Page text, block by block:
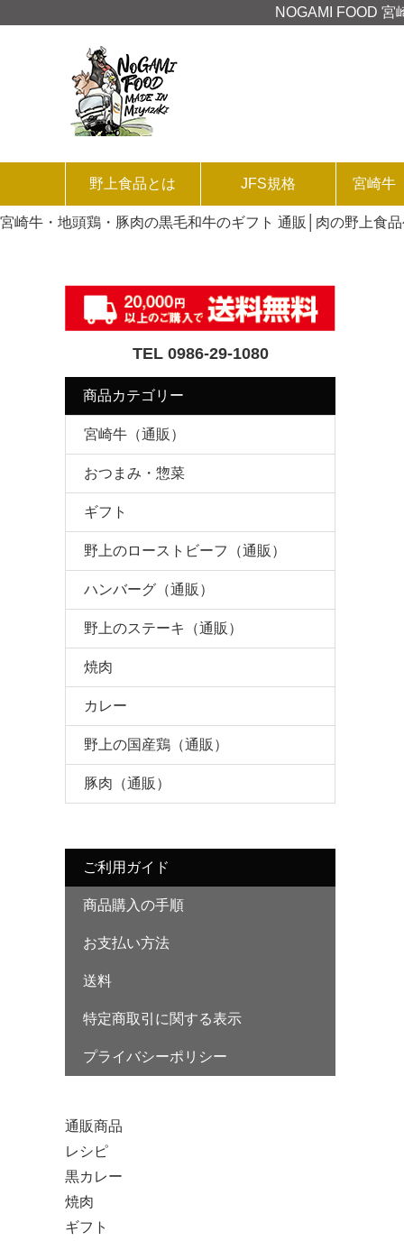
NOGAMI FOOD 宮
野上食品とは JFS規格 宮崎牛
宮崎牛・地頭鶏・豚肉の黒毛和牛のギフト 通販│肉の野上食
TEL 0986-29-1080
商品カテゴリー
宮崎牛（通販）
おつまみ・惣菜
ギフト
野上のローストビーフ（通販）
ハンバーグ（通販）
野上のステーキ（通販）
焼肉
カレー
野上の国産鶏（通販）
豚肉（通販）
ご利用ガイド
商品購入の手順
お支払い方法
送料
特定商取引に関する表示
プライバシーポリシー
通販商品
レシピ
黒カレー
焼肉
ギフト